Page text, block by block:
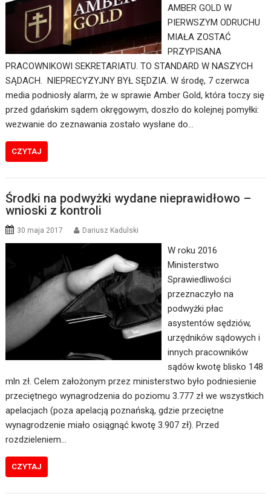
AMBER GOLD W
PIERWSZYM ODRUCHU
MIAŁA ZOSTAĆ
PRZYPISANA
PRACOWNIKOWI SEKRETARIATU. TO STANDARD W NASZYCH
SĄDACH. NIEPRECYZYJNY BYŁ SĘDZIA. W środę, 7 czerwca
media podniosły alarm, że w sprawie Amber Gold, która toczy się
przed gdańskim sądem okręgowym, doszło do kolejnej pomyłki:
wezwanie do zeznawania zostało wysłane do…
CZYTAJ
Środki na podwyżki wydane nieprawidłowo –
wnioski z kontroli
30 maja 2017 Dariusz Kadulski
W roku 2016
Ministerstwo
Sprawiedliwości
przeznaczyło na
podwyżki płac
asystentów sędziów,
urzędników sądowych i
innych pracowników
sądów kwotę blisko 148
mln zł. Celem założonym przez ministerstwo było podniesienie
przeciętnego wynagrodzenia do poziomu 3.777 zł we wszystkich
apelacjach (poza apelacją poznańską, gdzie przeciętne
wynagrodzenie miało osiągnąć kwotę 3.907 zł). Przed
rozdzieleniem…
CZYTAJ